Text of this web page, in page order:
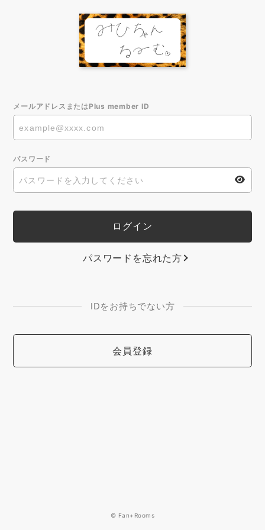
メールアドレスまたはPlus member ID
パスワード
パスワードを忘れた方
IDをお持ちでない方
会員登録
© Fan+Rooms